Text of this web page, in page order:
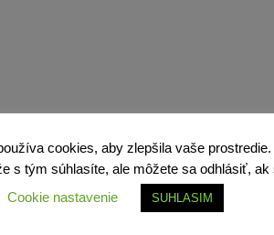
cookies, aby zlepšila vaše prostredie.
s tým súhlasíte, ale môžete sa odhlásiť, ak
Cookie nastavenie SUHLASIM